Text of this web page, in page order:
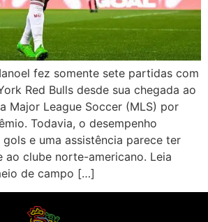
fez somente sete partidas com
Red Bulls desde sua chegada ao
Major League Soccer (MLS) por
Todavia, o desempenho
e uma assistência parece ter
ao clube norte-americano. Leia
de campo […]